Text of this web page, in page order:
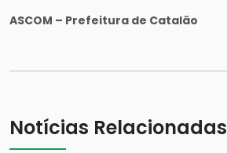
ASCOM – Prefeitura de Catalão
Notícias Relacionadas